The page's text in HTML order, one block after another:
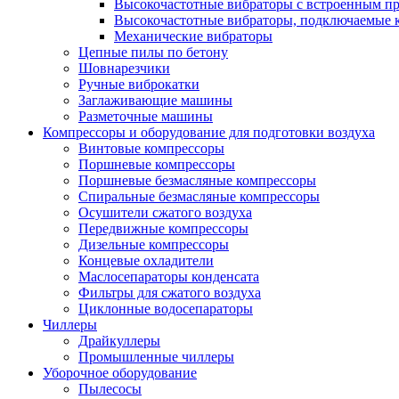
Высокочастотные вибраторы с встроенным
Высокочастотные вибраторы, подключаемые
Механические вибраторы
Цепные пилы по бетону
Шовнарезчики
Ручные виброкатки
Заглаживающие машины
Разметочные машины
Компрессоры и оборудование для подготовки воздуха
Винтовые компрессоры
Поршневые компрессоры
Поршневые безмасляные компрессоры
Спиральные безмасляные компрессоры
Осушители сжатого воздуха
Передвижные компрессоры
Дизельные компрессоры
Концевые охладители
Маслосепараторы конденсата
Фильтры для сжатого воздуха
Циклонные водосепараторы
Чиллеры
Драйкуллеры
Промышленные чиллеры
Уборочное оборудование
Пылесосы